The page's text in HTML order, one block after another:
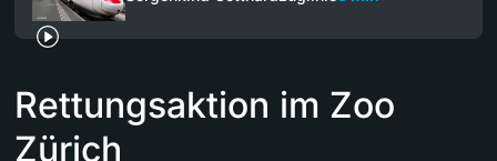
Rettungsaktion im Zoo
Zürich